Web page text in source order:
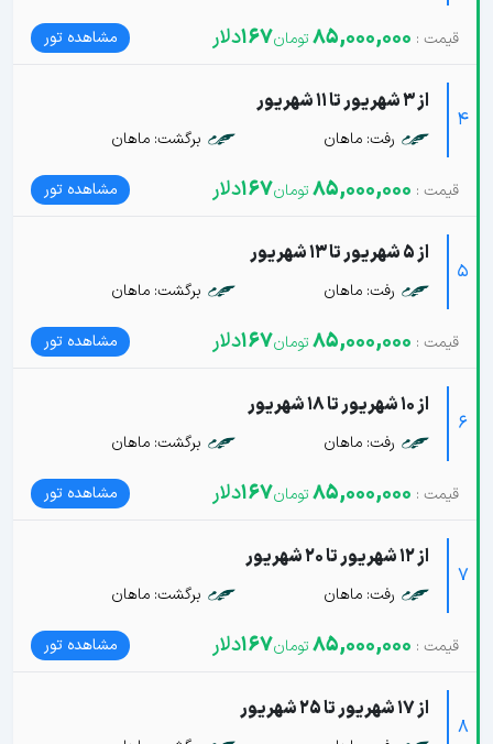
85,000,000
167دلار مشاهده تور
4
از 3 شهریور تا 11 شهریور
رفت: ماهان برگشت: ماهان
85,000,000
167دلار مشاهده تور
5
از 5 شهریور تا 13 شهریور
رفت: ماهان برگشت: ماهان
85,000,000
167دلار مشاهده تور
6
از 10 شهریور تا 18 شهریور
رفت: ماهان برگشت: ماهان
85,000,000
167دلار مشاهده تور
7
از 12 شهریور تا 20 شهریور
رفت: ماهان برگشت: ماهان
85,000,000
167دلار مشاهده تور
8
از 17 شهریور تا 25 شهریور